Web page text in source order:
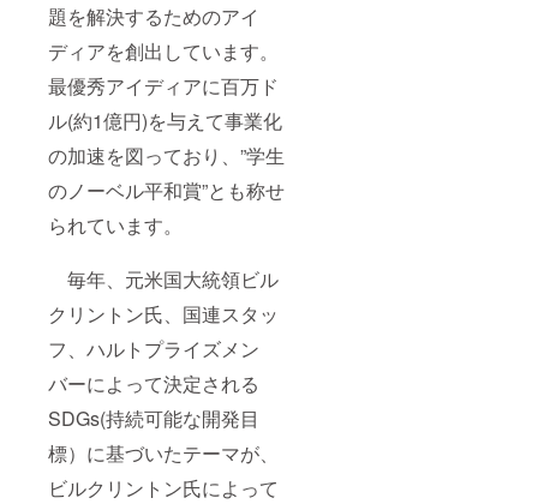
題を解決するためのアイ
ディアを創出しています。
最優秀アイディアに百万ド
ル(約1億円)を与えて事業化
の加速を図っており、”学生
のノーベル平和賞”とも称せ
られています。
毎年、元米国大統領ビル
クリントン氏、国連スタッ
フ、ハルトプライズメン
バーによって決定される
SDGs(持続可能な開発目
標）に基づいたテーマが、
ビルクリントン氏によって